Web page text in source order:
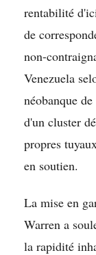
rentabilité
de
non-
Venezuela
néobanque
d'un cluster
propres
en soutien.
La mise en
Warren a
la rapidité